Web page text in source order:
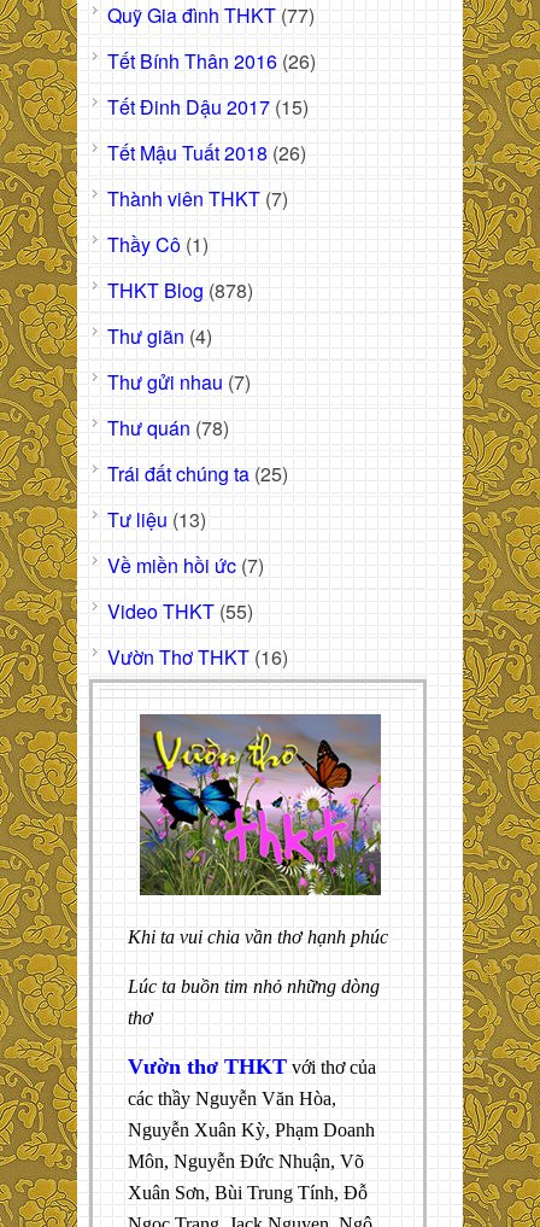
Quỹ Gia đình THKT (77)
Tết Bính Thân 2016 (26)
Tết Đinh Dậu 2017 (15)
Tết Mậu Tuất 2018 (26)
Thành viên THKT (7)
Thầy Cô (1)
THKT Blog (878)
Thư giãn (4)
Thư gửi nhau (7)
Thư quán (78)
Trái đất chúng ta (25)
Tư liệu (13)
Về miền hồi ức (7)
Video THKT (55)
Vườn Thơ THKT (16)
Khi ta vui chia vần thơ hạnh phúc
Lúc ta buồn tim nhỏ những dòng
thơ
Vườn thơ THKT với thơ của
các thầy Nguyễn Văn Hòa,
Nguyễn Xuân Kỳ, Phạm Doanh
Môn, Nguyễn Đức Nhuận, Võ
Xuân Sơn, Bùi Trung Tính, Đỗ